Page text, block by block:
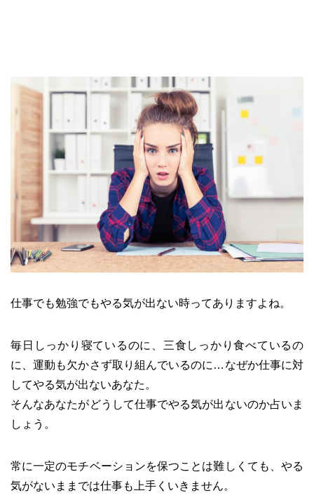
仕事でも勉強でもやる気が出ない時ってありますよね。
毎日しっかり寝ているのに、三食しっかり食べているの
に、運動も欠かさず取り組んでいるのに…なぜか仕事に対
してやる気が出ないあなた。
そんなあなたがどうして仕事でやる気が出ないのか占いま
しょう。
常に一定のモチベーションを保つことは難しくても、やる
気がないままでは仕事も上手くいきません。